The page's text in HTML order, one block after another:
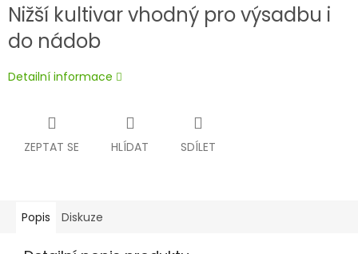
Nižší kultivar vhodný pro výsadbu i
do nádob
Detailní informace
ZEPTAT SE HLÍDAT SDÍLET
Popis Diskuze